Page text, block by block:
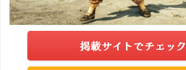
掲載サイトでチェック